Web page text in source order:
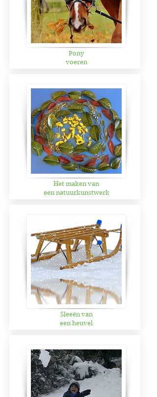
Pony
voeren
Het maken van
een natuurkunstwerk
Sleeën van
een heuvel